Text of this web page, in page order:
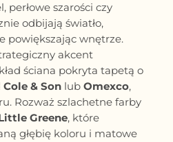
perłowe szarości czy
odbijają światło,
powiększając wnętrze.
akcent
ściana pokryta tapetą o
Cole & Son lub Omexco,
Rozważ szlachetne farby
Greene, które
głębię koloru i matowe